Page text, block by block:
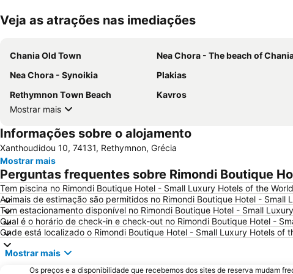
Veja as atrações nas imediações
Chania Old Town Nea Chora - The beach of
Nea Chora - Synoikia
Plakias
Rethymnon Τown Beach
Kavros
Mostrar mais
Informações sobre o alojamento
Xanthoudidou 10, 74131, Rethymnon, Grécia
Mostrar mais
Perguntas frequentes sobre Rimondi Boutique
Tem piscina no Rimondi Boutique Hotel - Small Luxury Hotels of the
Animais de estimação são permitidos no Rimondi Boutique Hotel - Small
Tem estacionamento disponível no Rimondi Boutique Hotel - Small
Qual é o horário de check-in e check-out no Rimondi Boutique Hotel -
Onde está localizado o Rimondi Boutique Hotel - Small Luxury Hotels of
Mostrar mais
Os preços e a disponibilidade que recebemos dos sites de reserva mudam